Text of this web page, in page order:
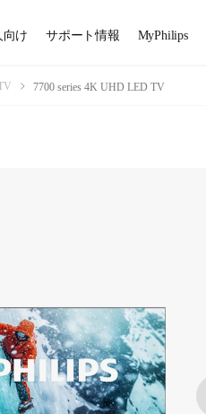
向け サポート情報 MyPhilips
7700 series 4K UHD LED TV